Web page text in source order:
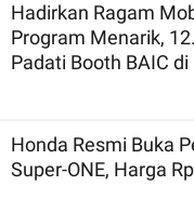
Hadirkan Ragam
Program Menarik,
Padati Booth BAIC di
Honda Resmi Buka
Super-ONE, Harga